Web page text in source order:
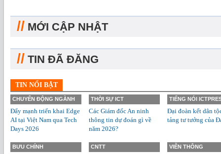
// MỚI CẬP NHẬT
// TIN ĐÃ ĐĂNG
TIN NỔI BẬT
CHUYỂN ĐỘNG NGÀNH
Đẩy mạnh triển khai Edge
AI tại Việt Nam qua Tech
Days 2026
THỜI SỰ ICT
Các Giám đốc An ninh
thông tin dự đoán gì về
năm 2026?
TIẾNG NÓI
Đại đoàn kết dân
tảng tư tưởng của
BƯU CHÍNH CNTT VIỄN THÔNG